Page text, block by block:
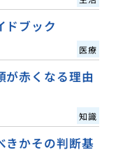
ドブック
医療
が赤くなる理由
知識
きかその判断基